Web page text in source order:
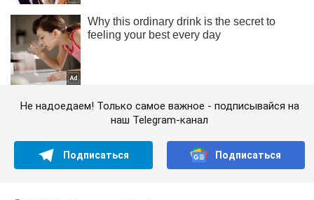
Не надоедаем! Только самое важное - подписывайся на
наш Telegram-канал
Подписаться Подписаться